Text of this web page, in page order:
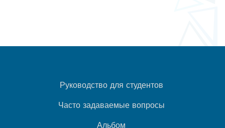
Руководство для студентов
Часто задаваемые вопросы